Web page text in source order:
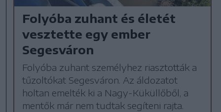
Folyóba zuhant és életét
vesztette egy ember
Segesváron
Folyóba zuhant személyhez riasztották a
tűzoltókat Segesváron. Az áldozatot
holtan emelték ki a Nagy-Küküllőből, a
mentők már nem tudtak segíteni rajta.